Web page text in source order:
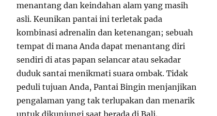
menantang dan keindahan alam yang masih
asli. Keunikan pantai ini terletak pada
kombinasi adrenalin dan ketenangan; sebuah
tempat di mana Anda dapat menantang diri
sendiri di atas papan selancar atau sekadar
duduk santai menikmati suara ombak. Tidak
peduli tujuan Anda, Pantai Bingin menjanjikan
pengalaman yang tak terlupakan dan menarik
untuk dikunjungi saat berada di Bali.